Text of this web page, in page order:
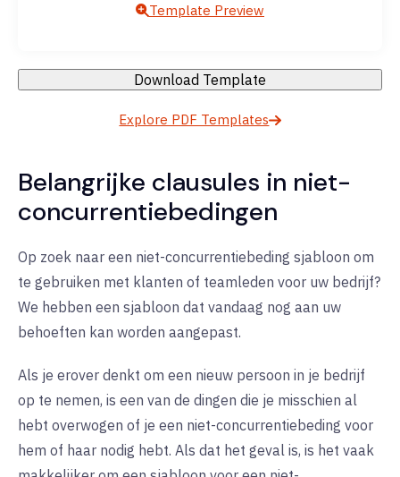
Template Preview
Download Template
Explore PDF Templates
Belangrijke clausules in niet-
concurrentiebedingen
Op zoek naar een niet-concurrentiebeding sjabloon om
te gebruiken met klanten of teamleden voor uw bedrijf?
We hebben een sjabloon dat vandaag nog aan uw
behoeften kan worden aangepast.
Als je erover denkt om een nieuw persoon in je bedrijf
op te nemen, is een van de dingen die je misschien al
hebt overwogen of je een niet-concurrentiebeding voor
hem of haar nodig hebt. Als dat het geval is, is het vaak